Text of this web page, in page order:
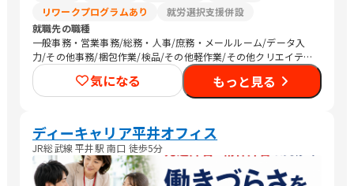
リワークプログラムあり
就労選択支援併設
就職先の職種
一般事務・営業事務/総務・人事/庶務・メールルーム/データ入
力/その他事務/梱包作業/検品/その他軽作業/その他クリエイティ
ブ/介護職員・ヘルパー/医療関連職/清掃/農作業
気になる もっと見る
ディーキャリア平井オフィス
JR総武線 平井駅 南口 徒歩5分